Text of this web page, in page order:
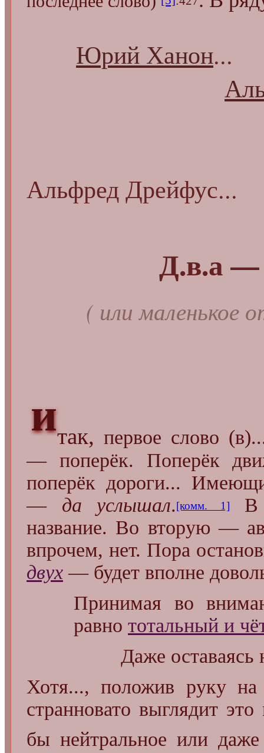
Юрий Ханон...
Альфред Дрейфус...
Д.в.а —
( или маленькое
итак, первое слово
— поперёк. Поперёк
поперёк дороги...
— да услышал.[комм. 1]
В
название. Во вторую —
впрочем, нет. Пора
двух — будет вполне
Принимая во
равно тотальный и
Даже
Хотя..., положив руку
странновато выглядит
бы нейтральное или